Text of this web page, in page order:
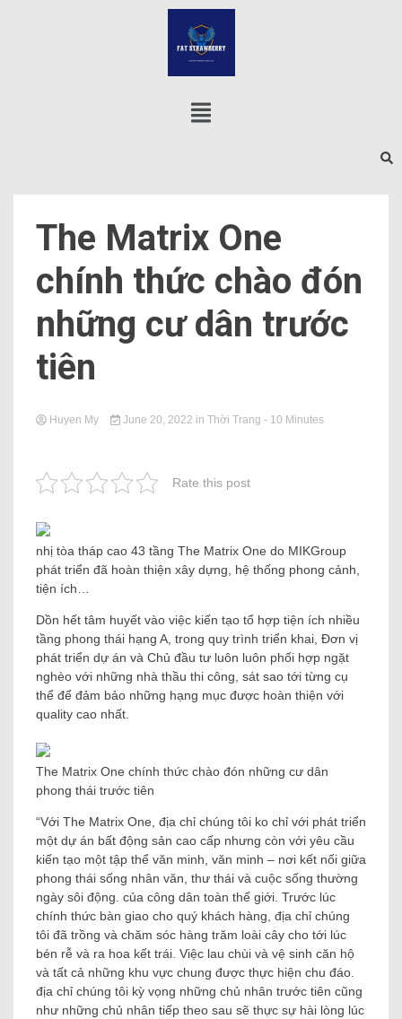
The Matrix One
chính thức chào đón
những cư dân trước
tiên
Huyen My June 20, 2022 in Thời Trang - 10 Minutes
Rate this post
nhị tòa tháp cao 43 tầng The Matrix One do MIKGroup
phát triển đã hoàn thiện xây dựng, hệ thống phong cảnh,
tiện ích…
Dồn hết tâm huyết vào việc kiến ​​tạo tổ hợp tiện ích nhiều
tầng phong thái hạng A, trong quy trình triển khai, Đơn vị
phát triển dự án và Chủ đầu tư luôn luôn phối hợp ngặt
nghèo với những nhà thầu thi công, sát sao tới từng cụ
thể để đảm bảo những hạng mục được hoàn thiện với
quality cao nhất.
The Matrix One chính thức chào đón những cư dân
phong thái trước tiên
“Với The Matrix One, địa chỉ chúng tôi ko chỉ với phát triển
một dự án bất động sản cao cấp nhưng còn với yêu cầu
kiến ​​tạo một tập thể văn minh, văn minh – nơi kết nối giữa
phong thái sống nhân văn, thư thái và cuộc sống thường
ngày sôi động. của công dân toàn thế giới. Trước lúc
chính thức bàn giao cho quý khách hàng, địa chỉ chúng
tôi đã trồng và chăm sóc hàng trăm loài cây cho tới lúc
bén rễ và ra hoa kết trái. Việc lau chùi và vệ sinh căn hộ
và tất cả những khu vực chung được thực hiện chu đáo.
địa chỉ chúng tôi kỳ vọng những chủ nhân trước tiên cũng
như những chủ nhân tiếp theo sau sẽ thực sự hài lòng lúc